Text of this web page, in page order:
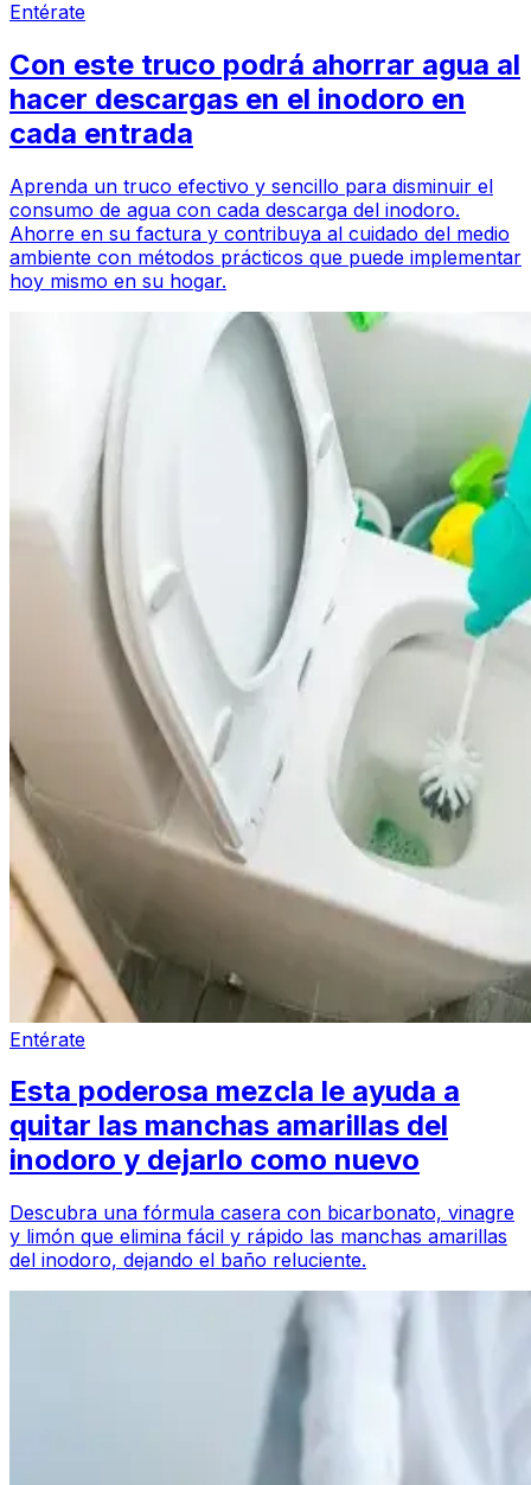
Entérate
Con este truco podrá ahorrar agua al
hacer descargas en el inodoro en
cada entrada
Aprenda un truco efectivo y sencillo para disminuir el
consumo de agua con cada descarga del inodoro.
Ahorre en su factura y contribuya al cuidado del medio
ambiente con métodos prácticos que puede implementar
hoy mismo en su hogar.
Entérate
Esta poderosa mezcla le ayuda a
quitar las manchas amarillas del
inodoro y dejarlo como nuevo
Descubra una fórmula casera con bicarbonato, vinagre
y limón que elimina fácil y rápido las manchas amarillas
del inodoro, dejando el baño reluciente.